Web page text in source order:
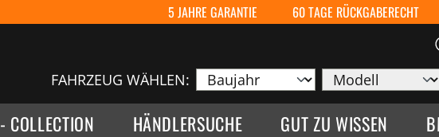
5 JAHRE GARANTIE 60 TAGE RÜCKGABERECHT
FAHRZEUG WÄHLEN:
- COLLECTION HÄNDLERSUCHE GUT ZU WISSEN